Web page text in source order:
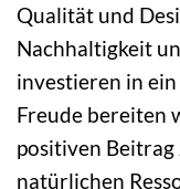
Qualität und
Nachhaltigkeit
investieren in
Freude bereiten
positiven
natürlichen